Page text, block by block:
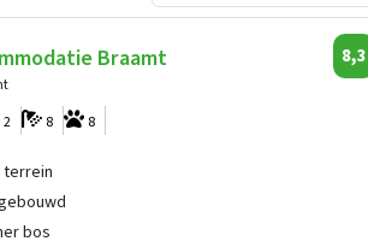
Braamt 8,3
8
8
2
bos